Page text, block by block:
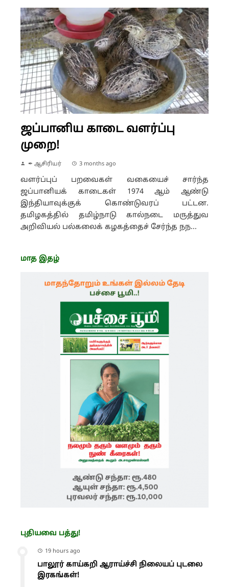
ஜப்பானிய காடை வளர்ப்பு
முறை!
✒ ஆசிரியர் 3 months ago
வளர்ப்புப் பறவைகள் வகையைச் சார்ந்த
ஜப்பானியக் காடைகள் 1974 ஆம் ஆண்டு
இந்தியாவுக்குக் கொண்டுவரப் பட்டன.
தமிழகத்தில் தமிழ்நாடு கால்நடை மருத்துவ
அறிவியல் பல்கலைக் கழகத்தைச் சேர்ந்த நந...
மாத இதழ்
புதியவை பத்து!
19 hours ago
பாலூர் காய்கறி ஆராய்ச்சி நிலையப் புடலை
இரகங்கள்!